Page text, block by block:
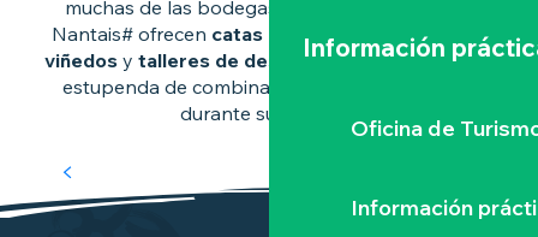
Información
Oficina de
Información
muchas de las bodegas de la región Vignoble
Nantais# ofrecen catas guiadas
paseos por los
viñedos y talleres de descubrimiento. Una forma
estupenda de combinar conocimiento y sabor
durante su estancia.
ALREDEDOR DEL MUSCADET